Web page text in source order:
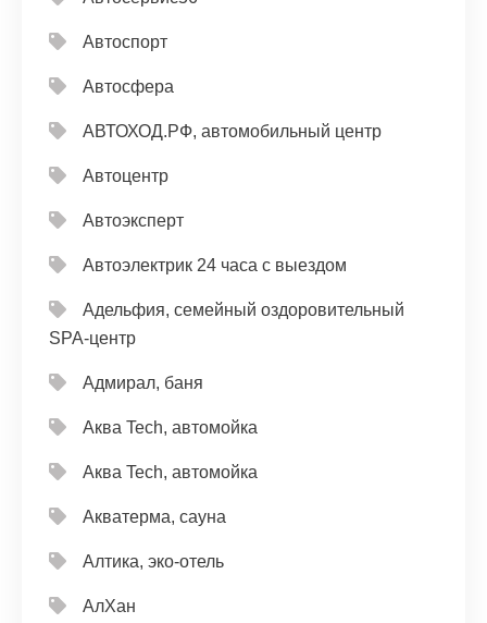
Автоспорт
Автосфера
АВТОХОД.РФ, автомобильный центр
Автоцентр
Автоэксперт
Автоэлектрик 24 часа с выездом
Адельфия, семейный оздоровительный
SPA-центр
Адмирал, баня
Аква Tech, автомойка
Аква Tech, автомойка
Акватерма, сауна
Алтика, эко-отель
АлХан